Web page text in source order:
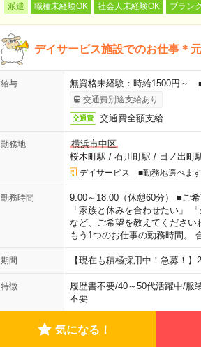
派遣 職種未経験OK 社会人未経験OK ブラン
デイサービス施設でのお仕事＊
給与 無資格未経験：時給1500円
交通費別途支給あり
交通費 交通費全額支給
勤務地
横浜市中区
桜木町駅 / 石川町駅 / 日ノ出町
デイサービス ■勤務地選べます
勤務時間
9:00～18:00（休憩60分） ■ご
「家族と休みを合わせたい」
など、ご希望を教えてくださ
もう1つのお仕事の勤務時間。
期間 【現在も積極採用中！急募！
特徴 履歴書不要/40～50代活躍中/服
不要
気になる！